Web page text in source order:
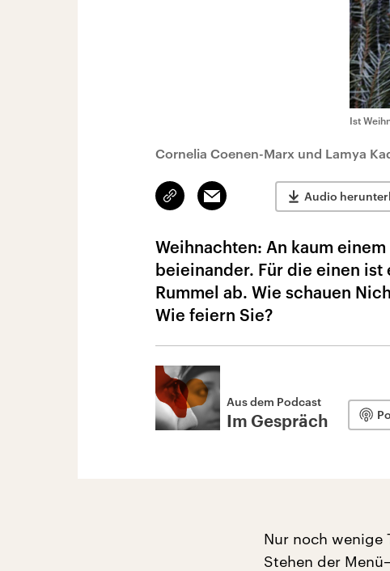
Ist
Cornelia Coenen-Marx und Lamya
Link
kopieren/teilen
Email Audio
Weihnachten: An kaum
beieinander. Für die einen
Rummel ab. Wie schauen
Wie feiern Sie?
Aus dem Podcast
Im Gespräch
Nur noch wenige
Stehen der